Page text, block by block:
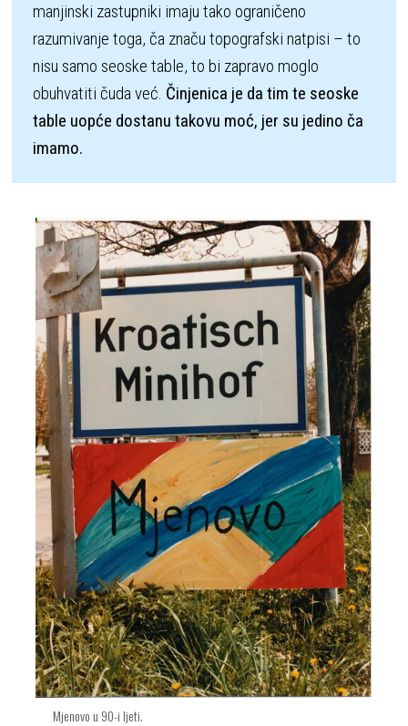
manjinski zastupniki imaju tako ograničeno
razumivanje toga, ča značu topografski natpisi – to
nisu samo seoske table, to bi zapravo moglo
obuhvatiti čuda već. Činjenica je da tim te seoske
table uopće dostanu takovu moć, jer su jedino ča
imamo.
Mjenovo u 90-i ljeti.